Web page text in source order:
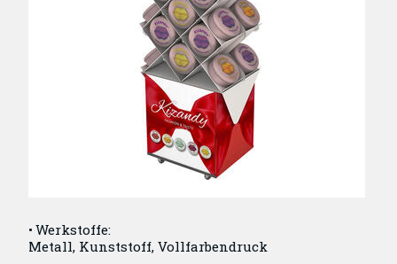
Werkstoffe:
Metall, Kunststoff, Vollfarbendruck